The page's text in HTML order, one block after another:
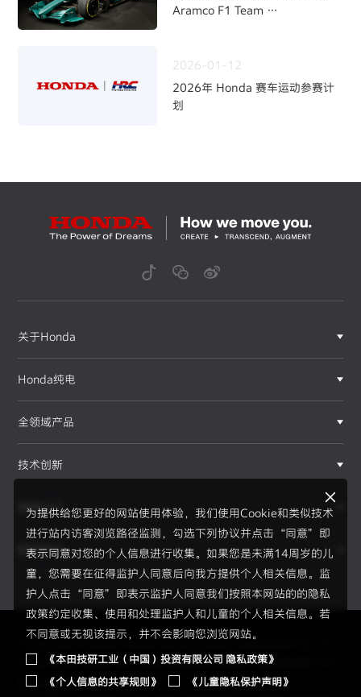
Aramco F1 Team
2026-01-12
2026年 Honda 赛车运动参赛计
划
为提供给您更好的网站使用体验，我们使用Cookie和类似技术
进行站内访客浏览路径监测，勾选下列协议并点击“同意”即
表示同意对您的个人信息进行收集。如果您是未满14周岁的儿
童，您需要在征得监护人同意后向我方提供个人相关信息。监
护人点击“同意”即表示监护人同意我们按照本网站的的隐私
政策约定收集、使用和处理监护人和儿童的个人相关信息。若
不同意或无视该提示，并不会影响您浏览网站。
《本田技研工业（中国）投资有限公司 隐私政策》
《个人信息的共享规则》
《儿童隐私保护声明》
关于Honda
Honda纯电
全领域产品
技术创新
赛事运动
新闻资讯
Copyright © 2026 Honda Motor(China) Investment Co., Lt
d. All Right Reserved.京ICP备05023886号 京公网安备1101
0502034595号
F1®赛事